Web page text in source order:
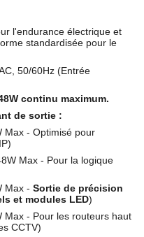
l'endurance électrique et
standardisée pour le
50/60Hz (Entrée
continu maximum.
de sortie :
Max - Optimisé pour
Max - Pour la logique
Max - Sortie de précision
et modules LED)
Max - Pour les routeurs haut
CCTV)